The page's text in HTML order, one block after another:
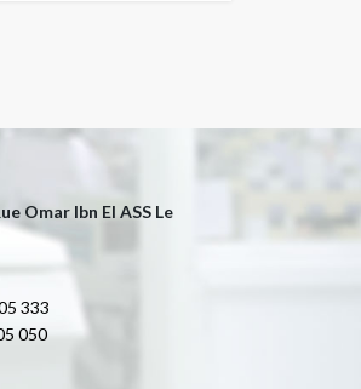
Omar Ibn El ASS Le
333
050